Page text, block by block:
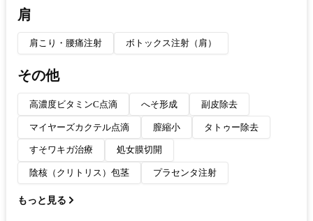
肩
肩こり・腰痛注射 ボトックス注射（肩）
その他
高濃度ビタミンC点滴 へそ形成 副皮除去
マイヤーズカクテル点滴 膣縮小 タトゥー除去
すそワキガ治療 処女膜切開
陰核（クリトリス）包茎 プラセンタ注射
もっと見る